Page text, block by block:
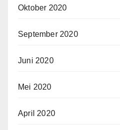
Oktober 2020
September 2020
Juni 2020
Mei 2020
April 2020